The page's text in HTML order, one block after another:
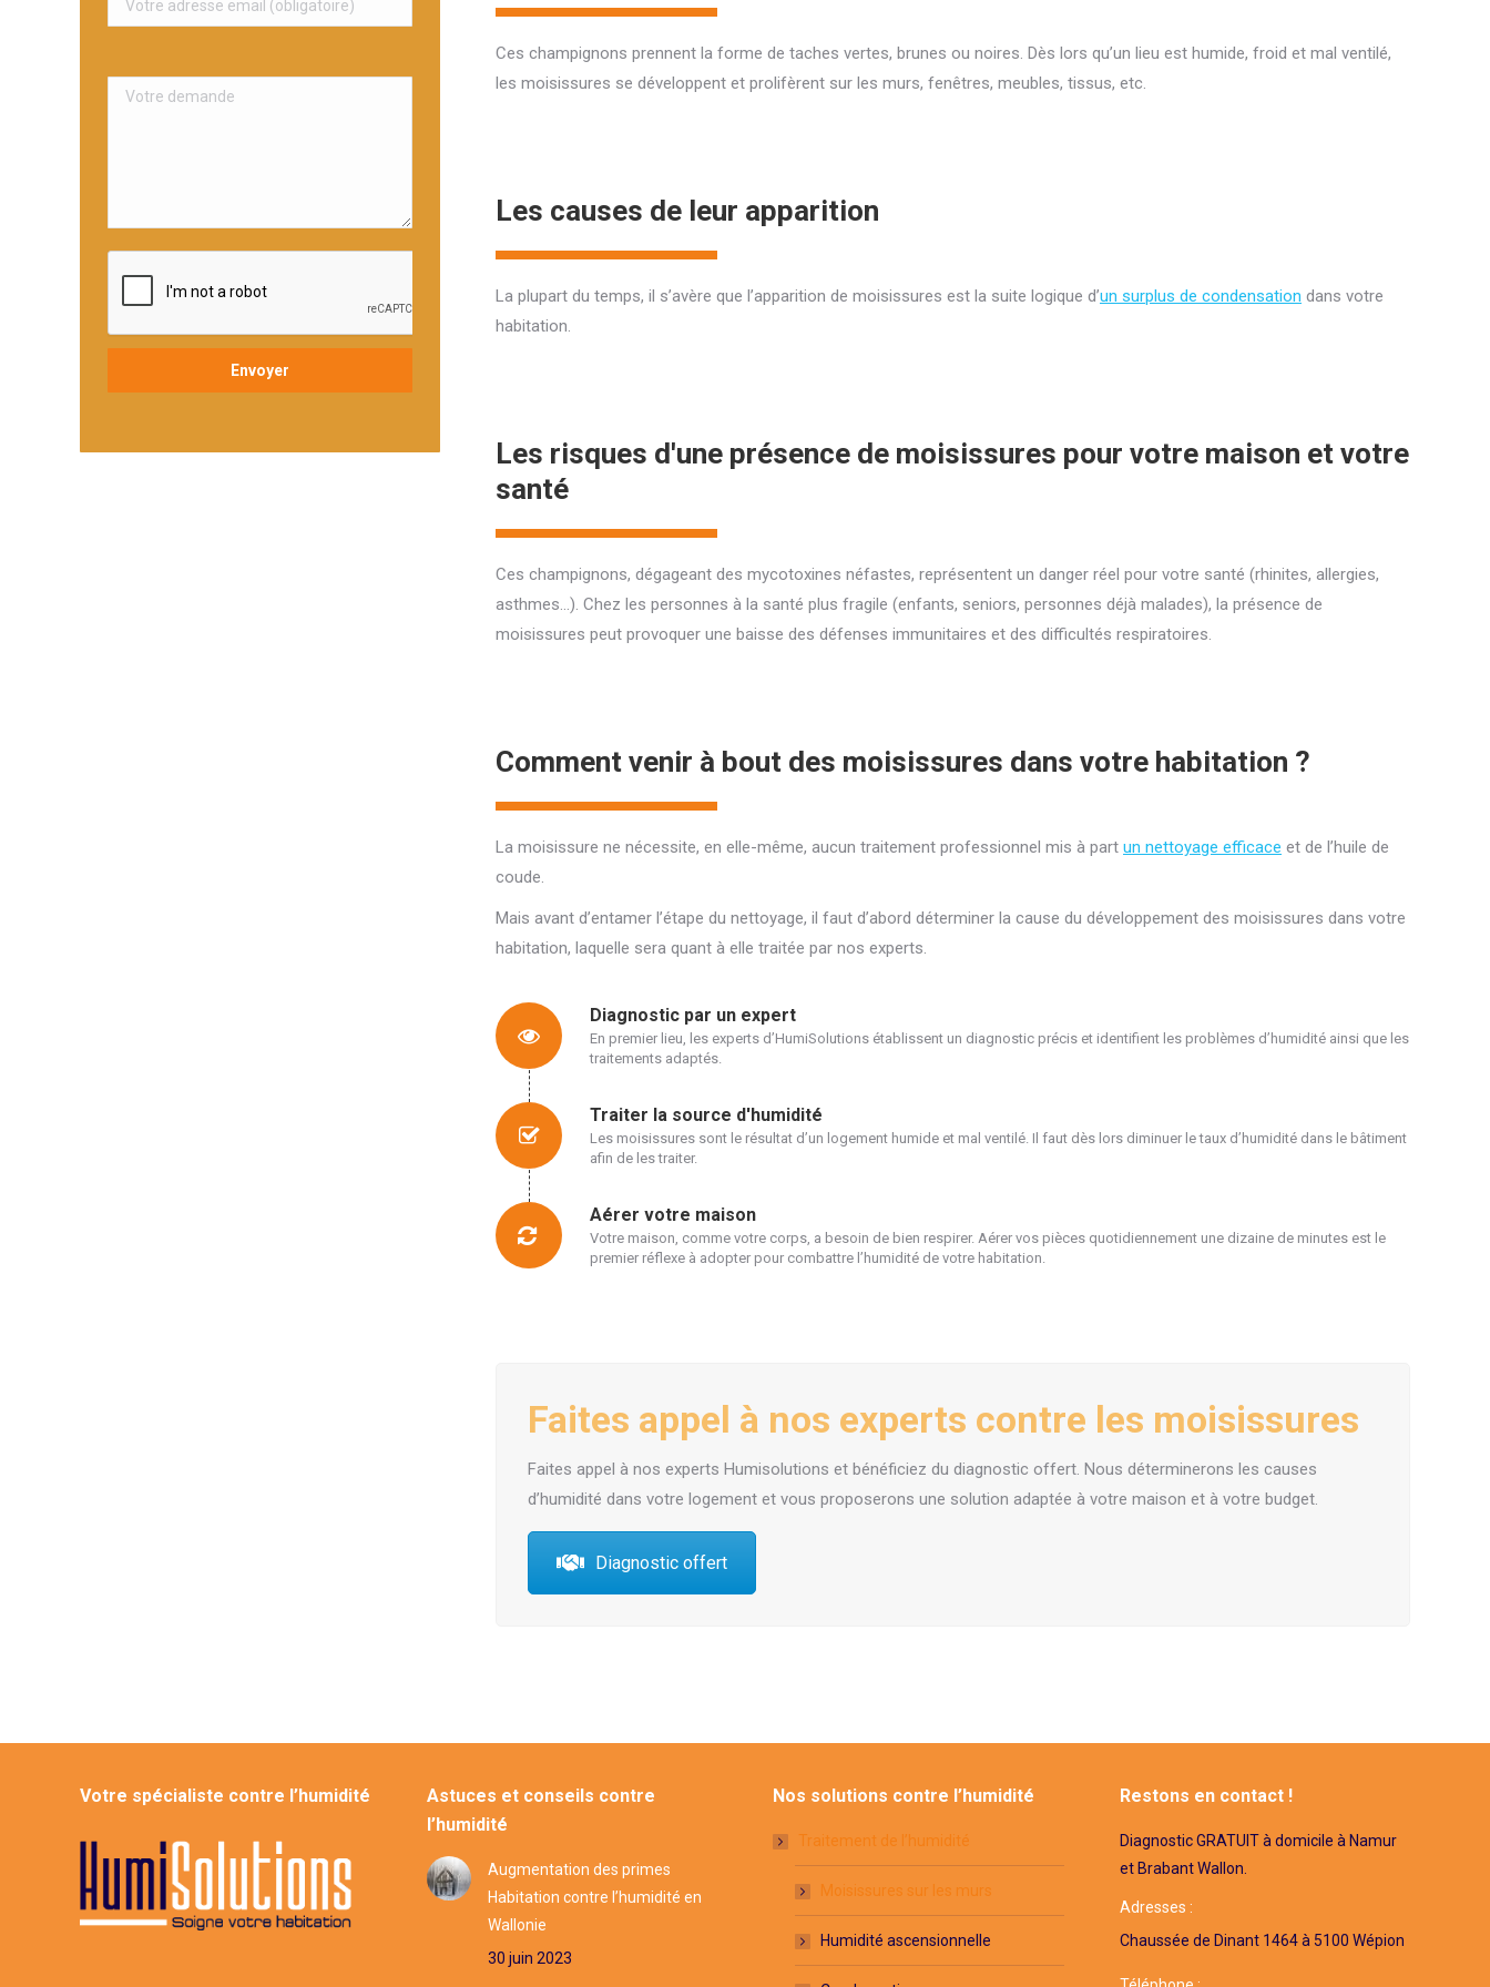
Ces champignons prennent la forme de taches vertes, brunes ou noires. Dès lors qu’un lieu est humide, froid et mal ventilé,
les moisissures se développent et prolifèrent sur les murs, fenêtres, meubles, tissus, etc.
Les causes de leur apparition
La plupart du temps, il s’avère que l’apparition de moisissures est la suite logique d’un surplus de condensation dans votre
habitation.
Les risques d'une présence de moisissures pour votre maison et votre
santé
Ces champignons, dégageant des mycotoxines néfastes, représentent un danger réel pour votre santé (rhinites, allergies,
asthmes…). Chez les personnes à la santé plus fragile (enfants, seniors, personnes déjà malades), la présence de
moisissures peut provoquer une baisse des défenses immunitaires et des difficultés respiratoires.
Comment venir à bout des moisissures dans votre habitation ?
La moisissure ne nécessite, en elle-même, aucun traitement professionnel mis à part un nettoyage efficace et de l’huile de
coude.
Mais avant d’entamer l’étape du nettoyage, il faut d’abord déterminer la cause du développement des moisissures dans votre
habitation, laquelle sera quant à elle traitée par nos experts.
Diagnostic par un expert
En premier lieu, les experts d’HumiSolutions établissent un diagnostic précis et identifient les problèmes d’humidité ainsi que les
traitements adaptés.
Traiter la source d'humidité
Les moisissures sont le résultat d’un logement humide et mal ventilé. Il faut dès lors diminuer le taux d’humidité dans le bâtiment
afin de les traiter.
Aérer votre maison
Votre maison, comme votre corps, a besoin de bien respirer. Aérer vos pièces quotidiennement une dizaine de minutes est le
premier réflexe à adopter pour combattre l’humidité de votre habitation.
Faites appel à nos experts contre les moisissures
Faites appel à nos experts Humisolutions et bénéficiez du diagnostic offert. Nous déterminerons les causes
d’humidité dans votre logement et vous proposerons une solution adaptée à votre maison et à votre budget.
Diagnostic offert
Votre spécialiste contre l’humidité
Astuces et conseils contre
l’humidité
Augmentation des primes
Habitation contre l’humidité en
Wallonie
30 juin 2023
Nos solutions contre l’humidité
Traitement de l’humidité
Moisissures sur les murs
Humidité ascensionnelle
Restons en contact !
Diagnostic GRATUIT à domicile à Namur
et Brabant Wallon.
Adresses :
Chaussée de Dinant 1464 à 5100 Wépion